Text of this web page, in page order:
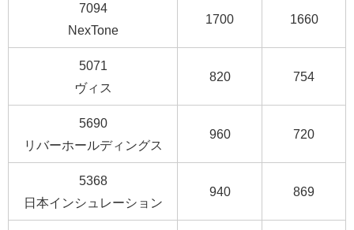
7094
NexTone
1700 1660
5071
ヴィス
820 754
5690
リバーホールディングス
960 720
5368
日本インシュレーション
940 869